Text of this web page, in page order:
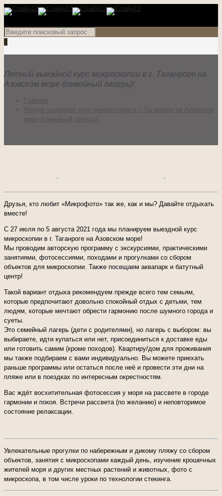
Летний выездной курс микроскопии в г. Таганроге на
Азовском море (семейный лагерь)!
Друзья, кто любит «Микрофото» так же, как и мы? Давайте отдыхать
вместе!
С 27 июля по 5 августа 2021 года мы планируем выездной курс
микроскопии в г. Таганроге на Азовском море!
Мы проводим авторскую программу с экскурсиями, практическими
занятиями, фотосессиями, походами и прогулками со сбором
объектов для микроскопии. Также посещаем аквапарк и батутный
центр!
Такой вариант отдыха рекомендуем прежде всего тем семьям,
которые предпочитают довольно спокойный отдых с детьми, тем
людям, которые мечтают обрести гармонию после шумного города и
суеты.
Это семейный лагерь (дети с родителями), но лагерь с выбором: вы
выбираете, идти купаться или нет, присоединиться к доставке еды
или готовить самим (кроме походов). Квартиру/дом для проживания
мы также подбираем с вами индивидуально. Вы можете приехать
раньше программы или остаться после неё и провести эти дни на
пляже или в поездках по интересным окрестностям.
Вас ждёт восхитительная фотосессия у моря на рассвете в городе
гармонии и покоя. Встречи рассвета (по желанию) и неповторимое
состояние релаксации.
Увлекательные прогулки по набережным и дикому пляжу со сбором
объектов, занятия с микроскопами каждый день, изучение крошечных
жителей моря и других местных растений и животных, фото с
микроскопа, в том числе уроки по технологии стекинга.